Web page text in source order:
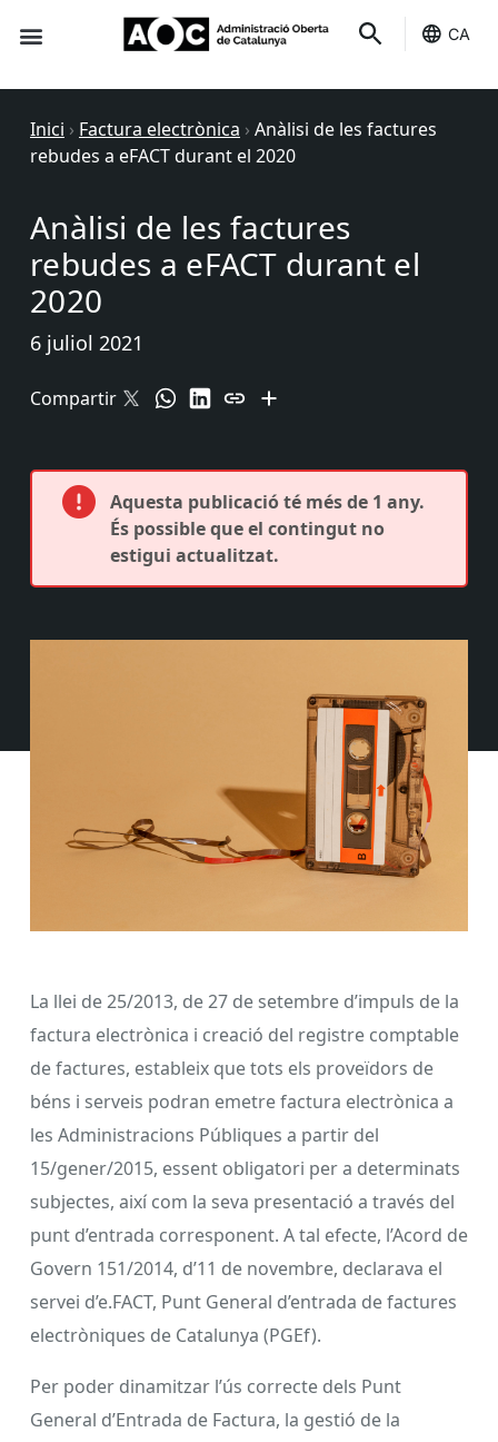
CA
Inici › Factura electrònica › Anàlisi de les factures
rebudes a eFACT durant el 2020
Anàlisi de les factures
rebudes a eFACT durant el
2020
6 juliol 2021
Compartir
Aquesta publicació té més de 1 any.
És possible que el contingut no
estigui actualitzat.
La llei de 25/2013, de 27 de setembre d’impuls de la
factura electrònica i creació del registre comptable
de factures, estableix que tots els proveïdors de
béns i serveis podran emetre factura electrònica a
les Administracions Públiques a partir del
15/gener/2015, essent obligatori per a determinats
subjectes, així com la seva presentació a través del
punt d’entrada corresponent. A tal efecte, l’Acord de
Govern 151/2014, d’11 de novembre, declarava el
servei d’e.FACT, Punt General d’entrada de factures
electròniques de Catalunya (PGEf).
Per poder dinamitzar l’ús correcte dels Punt
General d’Entrada de Factura, la gestió de la